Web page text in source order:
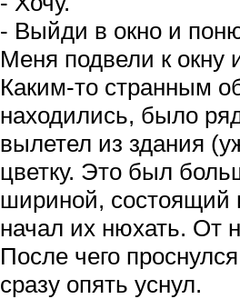
- Выйди в окно и
Меня подвели к окну
Каким-то странным
находились, было
вылетел из здания
цветку. Это был
шириной, состоящий
начал их нюхать. От
После чего
сразу опять уснул.